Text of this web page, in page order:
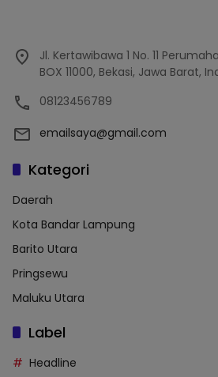
Jl. Kertawibawa 1 No. 11
BOX 11000, Bekasi, Jawa Barat,
08123456789
emailsaya@gmail.com
Kategori
Daerah
Kota Bandar Lampung
Barito Utara
Pringsewu
Maluku Utara
Label
Headline